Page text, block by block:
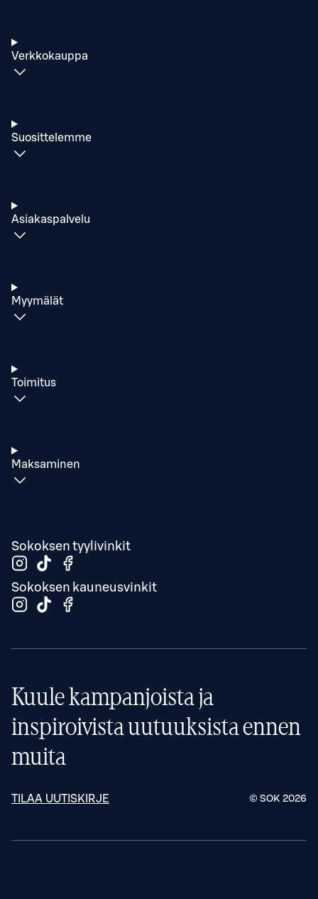
Verkkokauppa
Suosittelemme
Asiakaspalvelu
Myymälät
Toimitus
Maksaminen
Sokoksen tyylivinkit
Sokoksen kauneusvinkit
Kuule kampanjoista ja
inspiroivista uutuuksista ennen
muita
TILAA UUTISKIRJE © SOK 2026